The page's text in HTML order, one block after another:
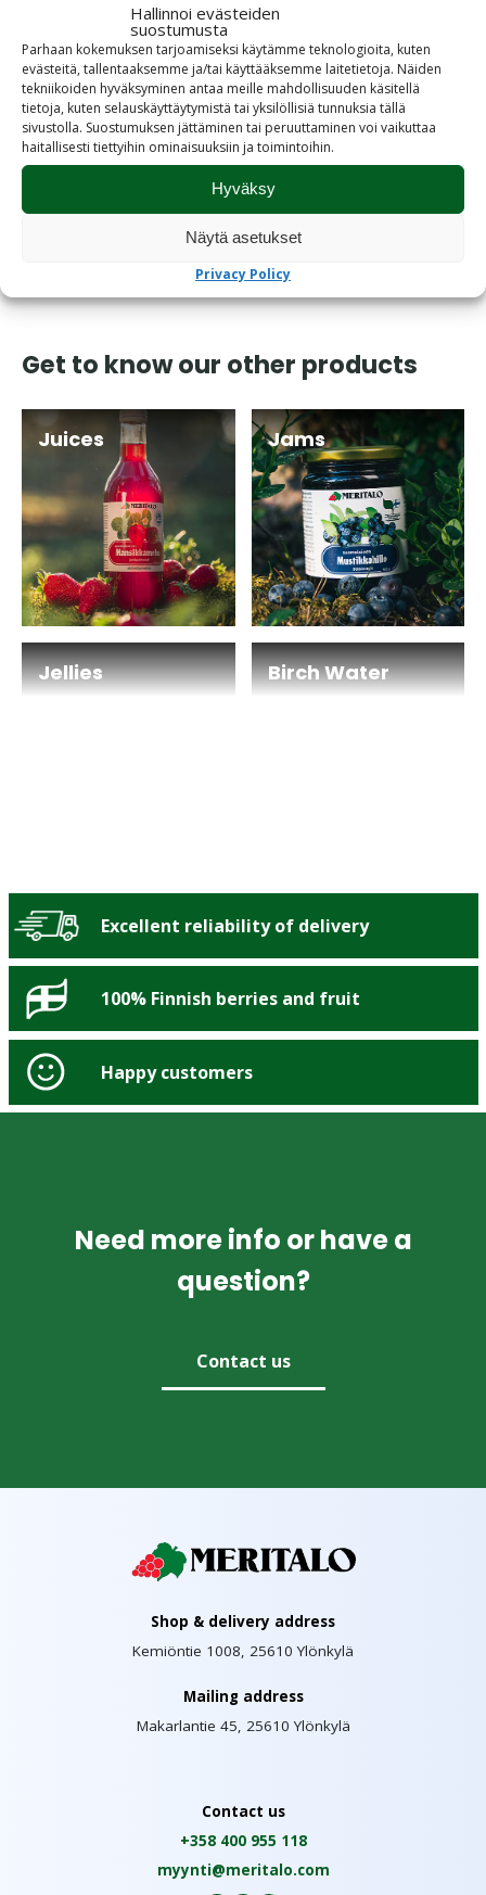
Hallinnoi evästeiden
suostumusta
Parhaan kokemuksen tarjoamiseksi käytämme teknologioita, kuten
evästeitä, tallentaaksemme ja/tai käyttääksemme laitetietoja. Näiden
tekniikoiden hyväksyminen antaa meille mahdollisuuden käsitellä
tietoja, kuten selauskäyttäytymistä tai yksilöllisiä tunnuksia tällä
sivustolla. Suostumuksen jättäminen tai peruuttaminen voi vaikuttaa
haitallisesti tiettyihin ominaisuuksiin ja toimintoihin.
Hyväksy
Näytä asetukset
Privacy Policy
Carbohydrates
of which sugars 8,0g
Protein <0,1g
<0,01g
Dilution: 1 part juice and 3 parts water
Get to know our other products
Juices Jams
Jellies Birch Water
Excellent reliability of delivery
100% Finnish berries and fruit
Happy customers
Need more info or have a
question?
Contact us
Shop & delivery address
Kemiöntie 1008, 25610 Ylönkylä
Mailing address
Makarlantie 45, 25610 Ylönkylä
Contact us
+358 400 955 118
myynti@meritalo.com